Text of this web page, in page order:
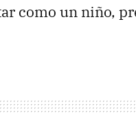
como un niño,